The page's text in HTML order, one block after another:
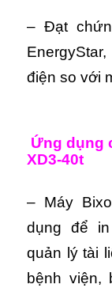
– Đạt
điện so với
Ứng dụng
XD3-40t
– Máy
dụng để
quản lý tài
bệnh viện,